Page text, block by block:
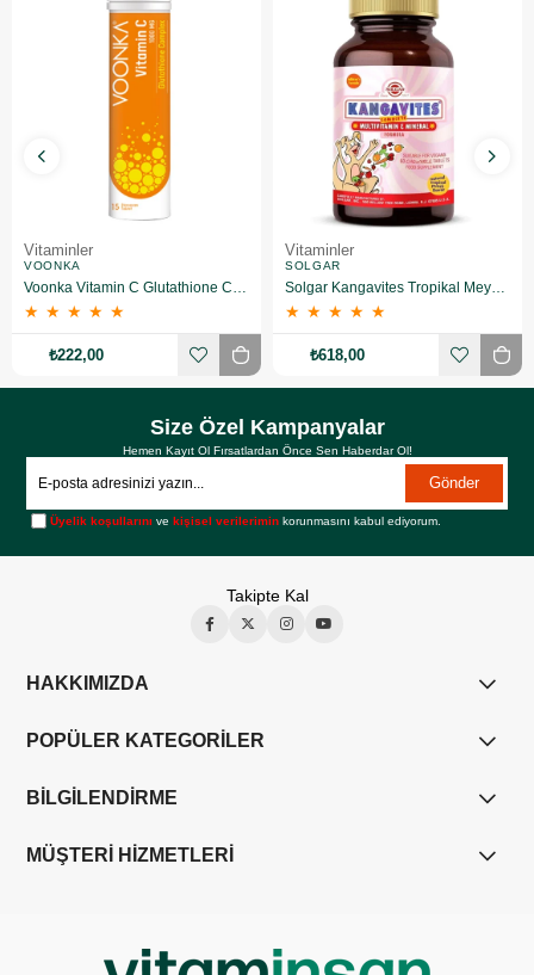
Vitaminler
VOONKA
★ ★ ★ ★ ★
₺222,00
Vitaminler
SOLGAR
★ ★ ★ ★ ★
₺618,00
Size Özel Kampanyalar
Hemen Kayıt Ol Fırsatlardan Önce Sen Haberdar Ol!
Gönder
Üyelik koşullarını vekişisel verilerimin korunmasını kabul ediyorum.
Takipte Kal
HAKKIMIZDA
POPÜLER KATEGORİLER
BİLGİLENDİRME
MÜŞTERİ HİZMETLERİ